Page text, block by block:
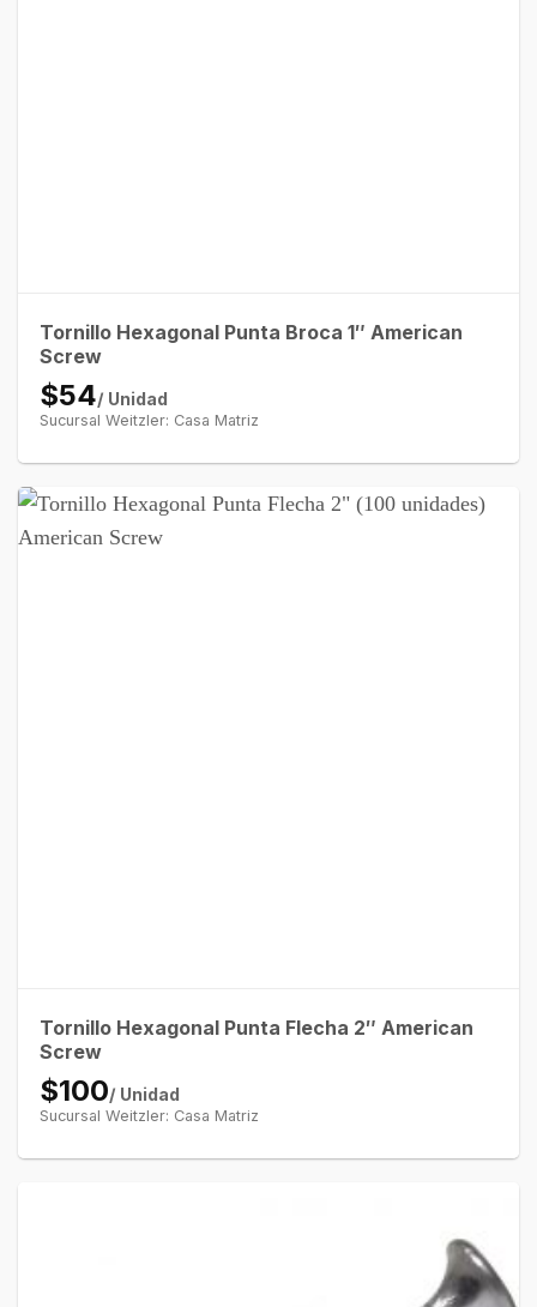
Tornillo Hexagonal Punta Broca 1″ American
Screw
$54/ Unidad
Sucursal Weitzler: Casa Matriz
Tornillo Hexagonal Punta Flecha 2″ American
Screw
$100/ Unidad
Sucursal Weitzler: Casa Matriz